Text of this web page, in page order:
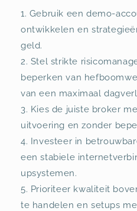
Gebruik een demo-
ontwikkelen en
geld.
Stel strikte
beperken van
van een maximaal
Kies de juiste broker
uitvoering en zonder
Investeer in
een stabiele
upsystemen.
Prioriteer kwaliteit
te handelen en setups